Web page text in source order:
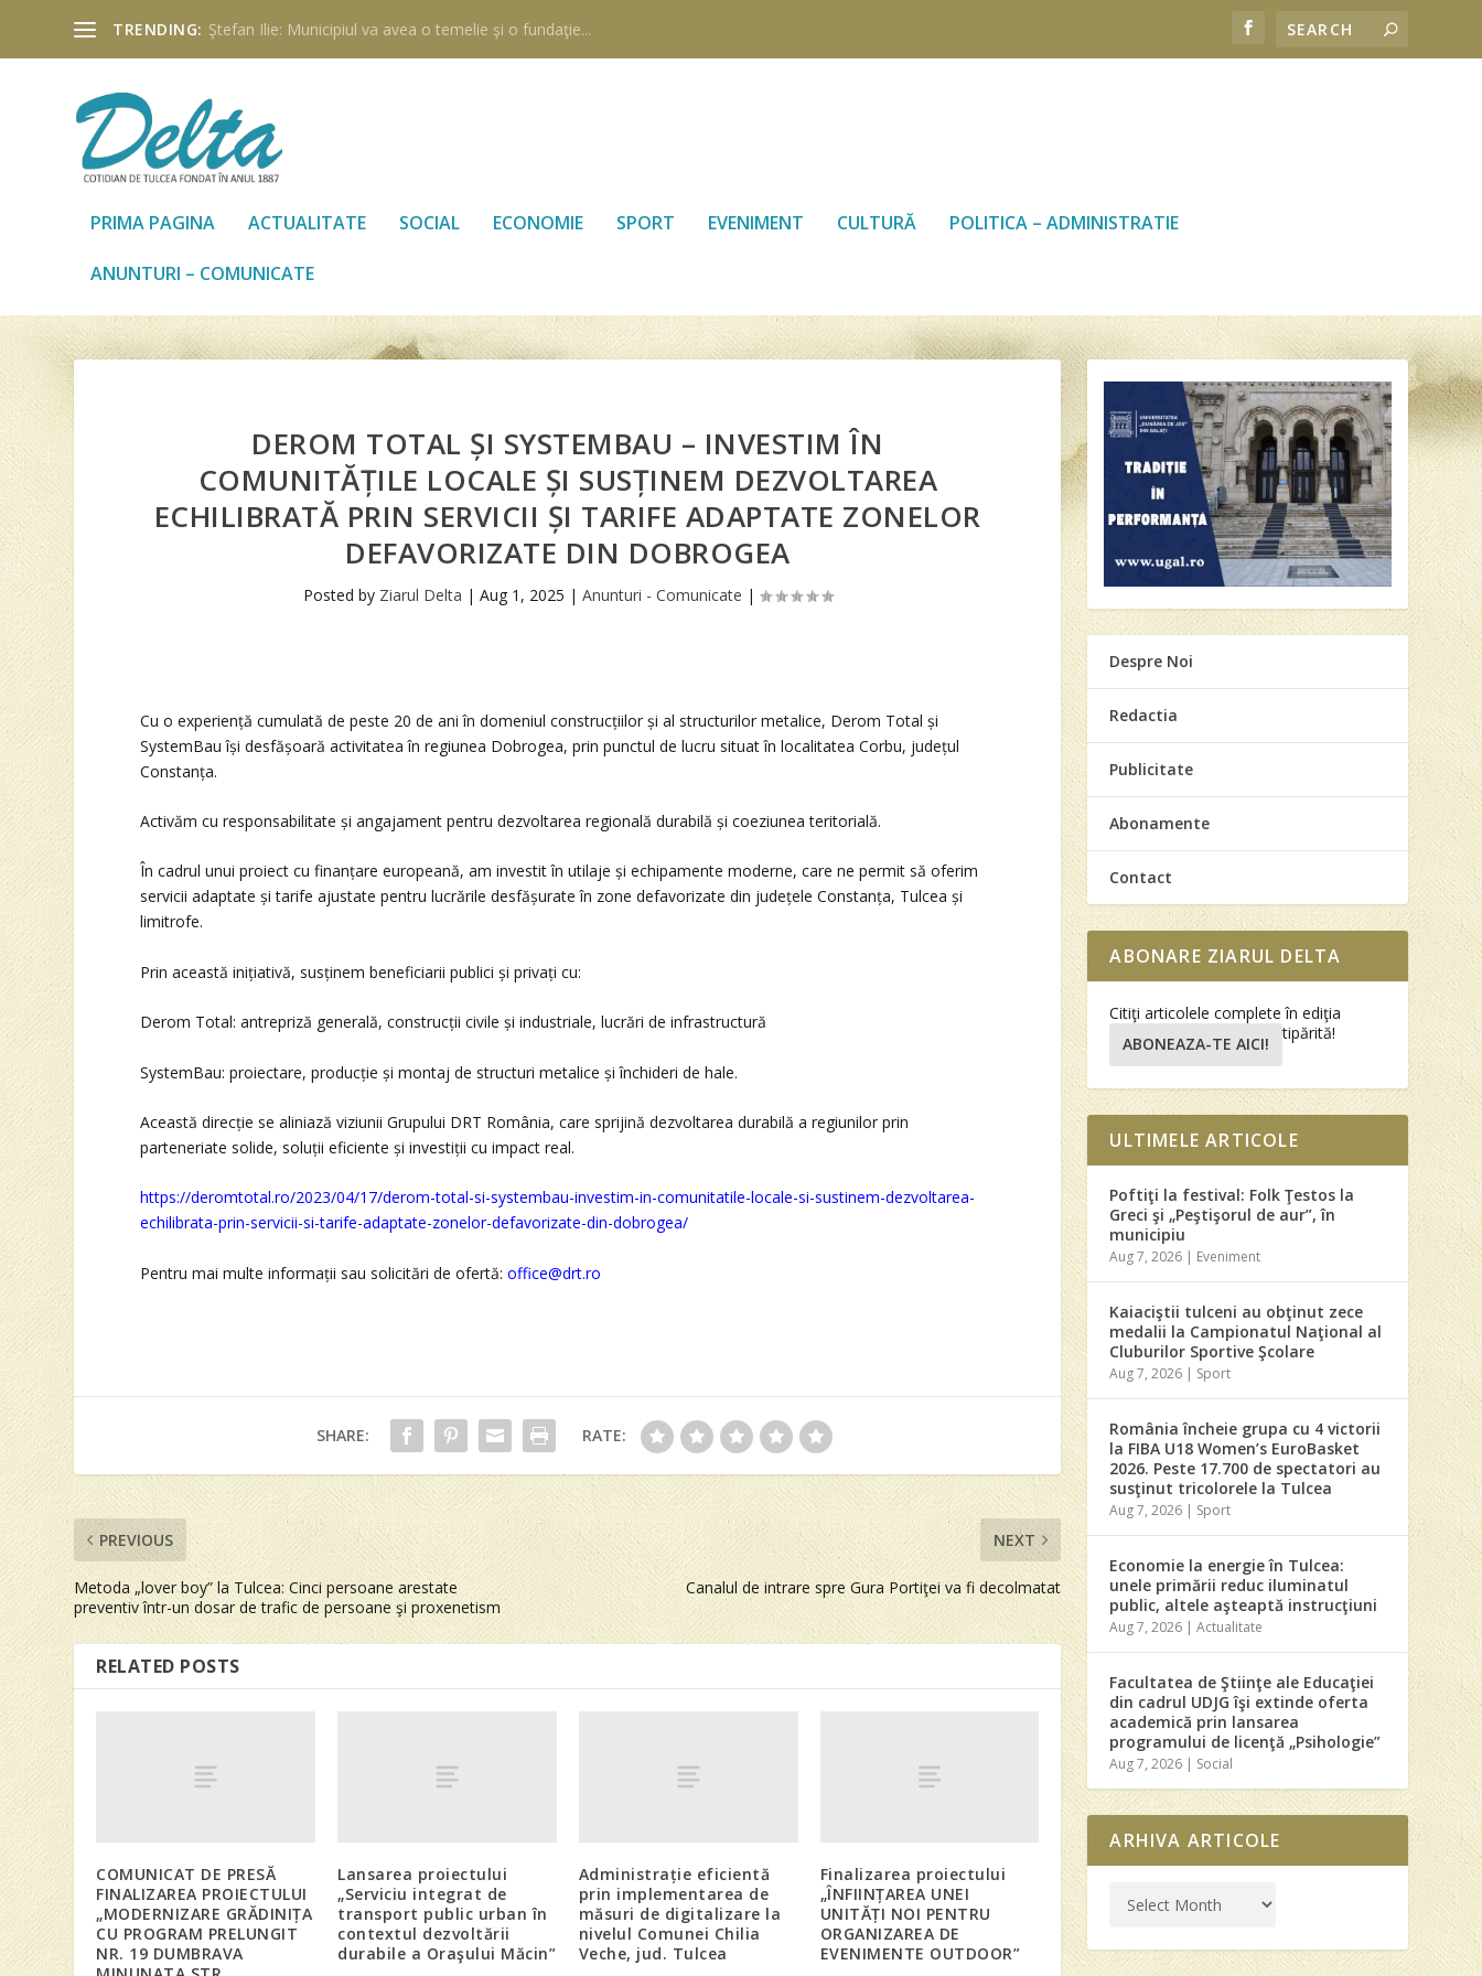
TRENDING: Ştefan Ilie: Municipiul va avea o temelie şi o fundaţie...
PRIMA PAGINA ACTUALITATE SOCIAL ECONOMIE SPORT EVENIMENT CULTURĂ POLITICA – ADMINISTRATIE
ANUNTURI – COMUNICATE
DEROM TOTAL ȘI SYSTEMBAU – INVESTIM ÎN
COMUNITĂȚILE LOCALE ȘI SUSȚINEM DEZVOLTAREA
ECHILIBRATĂ PRIN SERVICII ȘI TARIFE ADAPTATE ZONELOR
DEFAVORIZATE DIN DOBROGEA
Posted by Ziarul Delta | Aug 1, 2025 | Anunturi - Comunicate |
Cu o experiență cumulată de peste 20 de ani în domeniul construcțiilor și al structurilor metalice, Derom Total și
SystemBau își desfășoară activitatea în regiunea Dobrogea, prin punctul de lucru situat în localitatea Corbu, județul
Constanța.
Activăm cu responsabilitate și angajament pentru dezvoltarea regională durabilă și coeziunea teritorială.
În cadrul unui proiect cu finanțare europeană, am investit în utilaje și echipamente moderne, care ne permit să oferim
servicii adaptate și tarife ajustate pentru lucrările desfășurate în zone defavorizate din județele Constanța, Tulcea și
limitrofe.
Prin această inițiativă, susținem beneficiarii publici și privați cu:
Derom Total: antrepriză generală, construcții civile și industriale, lucrări de infrastructură
SystemBau: proiectare, producție și montaj de structuri metalice și închideri de hale.
Această direcție se aliniază viziunii Grupului DRT România, care sprijină dezvoltarea durabilă a regiunilor prin
parteneriate solide, soluții eficiente și investiții cu impact real.
https://deromtotal.ro/2023/04/17/derom-total-si-systembau-investim-in-comunitatile-locale-si-sustinem-dezvoltarea-
echilibrata-prin-servicii-si-tarife-adaptate-zonelor-defavorizate-din-dobrogea/
Pentru mai multe informații sau solicitări de ofertă:office@drt.ro
SHARE: RATE:
PREVIOUS
Metoda „lover boy” la Tulcea: Cinci persoane arestate
preventiv într-un dosar de trafic de persoane şi proxenetism
NEXT
Canalul de intrare spre Gura Portiţei va fi decolmatat
RELATED POSTS
COMUNICAT DE PRESĂ
FINALIZAREA PROIECTULUI
„MODERNIZARE GRĂDINIȚA
CU PROGRAM PRELUNGIT
NR. 19 DUMBRAVA
Lansarea proiectului
„Serviciu integrat de
transport public urban în
contextul dezvoltării
durabile a Oraşului Măcin”
Administrație eficientă
prin implementarea de
măsuri de digitalizare la
nivelul Comunei Chilia
Veche, jud. Tulcea
Finalizarea proiectului
„ÎNFIINȚAREA UNEI
UNITĂȚI NOI PENTRU
ORGANIZAREA DE
EVENIMENTE OUTDOOR”
Despre Noi
Redactia
Publicitate
Abonamente
Contact
ABONARE ZIARUL DELTA
Citiţi articolele complete în ediţia
tipărită!
ABONEAZA-TE AICI!
ULTIMELE ARTICOLE
Poftiţi la festival: Folk Ţestos la
Greci şi „Peştişorul de aur”, în
municipiu
Aug 7, 2026 | Eveniment
Kaiaciştii tulceni au obţinut zece
medalii la Campionatul Naţional al
Cluburilor Sportive Şcolare
Aug 7, 2026 | Sport
România încheie grupa cu 4 victorii
la FIBA U18 Women’s EuroBasket
2026. Peste 17.700 de spectatori au
susţinut tricolorele la Tulcea
Aug 7, 2026 | Sport
Economie la energie în Tulcea:
unele primării reduc iluminatul
public, altele aşteaptă instrucţiuni
Aug 7, 2026 |Actualitate
Facultatea de Ştiinţe ale Educaţiei
din cadrul UDJG îşi extinde oferta
academică prin lansarea
programului de licenţă „Psihologie”
Aug 7, 2026 | Social
ARHIVA ARTICOLE